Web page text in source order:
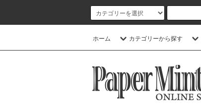
ホーム カテゴリーから探す